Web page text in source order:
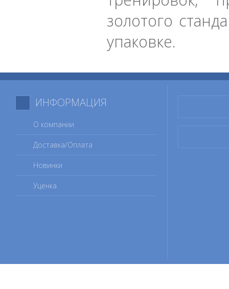
золотого
упаковке.
ИНФОРМАЦИЯ
О компании
Доставка/Оплата
Новинки
Уценка